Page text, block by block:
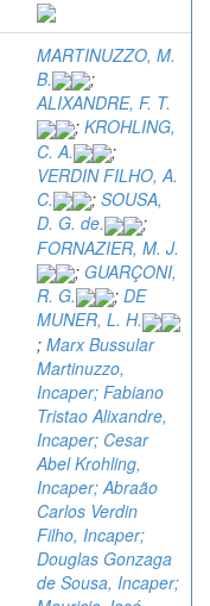
MARTINUZZO, M.
B.
;
ALIXANDRE, F. T.
; KROHLING,
C. A.
;
VERDIN FILHO, A.
C.
; SOUSA,
D. G. de.
;
FORNAZIER, M. J.
; GUARÇONI,
R. G.
; DE
MUNER, L. H.
; Marx Bussular
Martinuzzo,
Incaper; Fabiano
Tristao Alixandre,
Incaper; Cesar
Abel Krohling,
Incaper; Abraão
Carlos Verdin
Filho, Incaper;
Douglas Gonzaga
de Sousa, Incaper;